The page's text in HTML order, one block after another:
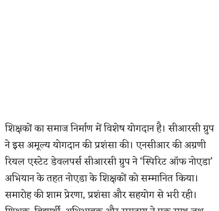
शिक्षकों का समाज निर्माण में विशेष योगदान है। सीआरसी ग्रुप
ने इस अमूल्य योगदान की प्रशंसा की। एनसीआर की अग्रणी
रियल एस्टेट डेवलपर्स सीआरसी ग्रुप ने ‘स्पिरिट ऑफ नोएडा’
अभियान के तहत नोएडा के शिक्षकों को सम्मानित किया।
समारोह की शाम प्रेरणा, प्रशंसा और सहयोग से भरी रही।